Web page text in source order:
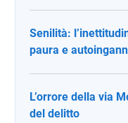
Senilità:
paura e
L’orrore della via
del delitto